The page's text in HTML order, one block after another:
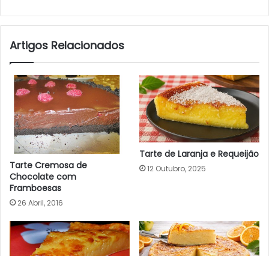
Artigos Relacionados
Tarte Cremosa de
Chocolate com
Framboesas
26 Abril, 2016
Tarte de Laranja e Requeijão
12 Outubro, 2025